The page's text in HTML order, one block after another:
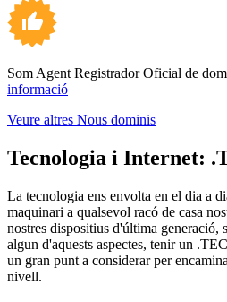
Som Agent Registrador Oficial de
informació
Veure altres Nous dominis
Tecnologia i Internet:
La tecnologia ens envolta en el dia a
maquinari a qualsevol racó de casa
nostres dispositius d'última generació,
algun d'aquests aspectes, tenir un
un gran punt a considerar per
nivell.